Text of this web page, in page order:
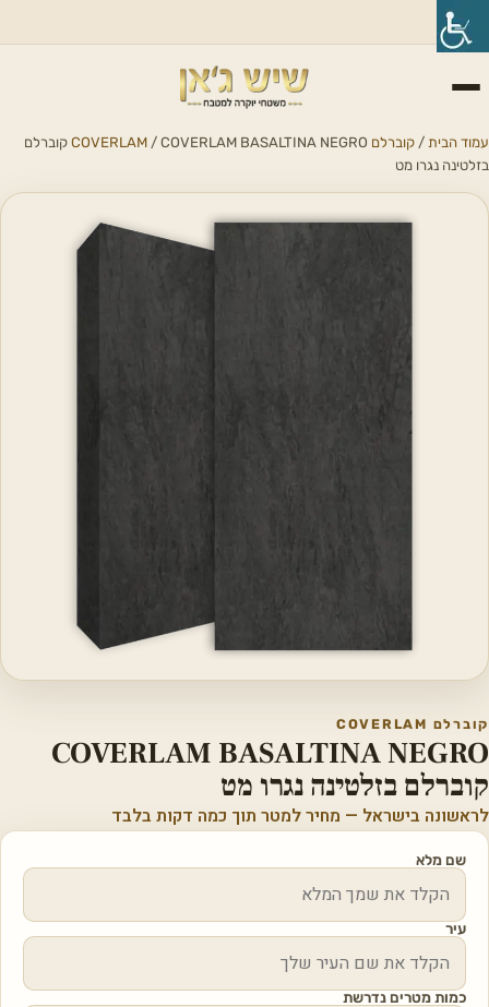
עמוד הבית / קוברלם COVERLAM
/ COVERLAM BASALTINA NEGRO קוברלם
בזלטינה נגרו מט
קוברלם COVERLAM
COVERLAM BASALTINA NEGRO
קוברלם בזלטינה נגרו מט
לראשונה בישראל — מחיר למטר תוך כמה דקות בלבד
שם מלא
עיר
כמות מטרים נדרשת